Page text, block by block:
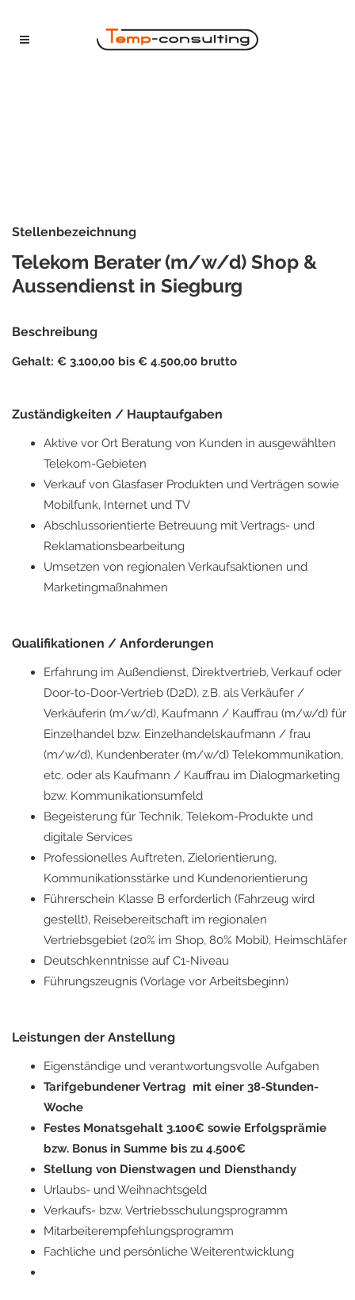
Stellenbezeichnung
Telekom Berater (m/w/d) Shop &
Aussendienst in Siegburg
Beschreibung
Gehalt: € 3.100,00 bis € 4.500,00 brutto
Zuständigkeiten / Hauptaufgaben
Aktive vor Ort Beratung von Kunden in ausgewählten
Telekom-Gebieten
Verkauf von Glasfaser Produkten und Verträgen sowie
Mobilfunk, Internet und TV
Abschlussorientierte Betreuung mit Vertrags- und
Reklamationsbearbeitung
Umsetzen von regionalen Verkaufsaktionen und
Marketingmaßnahmen
Qualifikationen / Anforderungen
Erfahrung im Außendienst, Direktvertrieb, Verkauf oder
Door-to-Door-Vertrieb (D2D), z.B. als Verkäufer /
Verkäuferin (m/w/d), Kaufmann / Kauffrau (m/w/d) für
Einzelhandel bzw. Einzelhandelskaufmann / frau
(m/w/d), Kundenberater (m/w/d) Telekommunikation,
etc. oder als Kaufmann / Kauffrau im Dialogmarketing
bzw. Kommunikationsumfeld
Begeisterung für Technik, Telekom-Produkte und
digitale Services
Professionelles Auftreten, Zielorientierung,
Kommunikationsstärke und Kundenorientierung
Führerschein Klasse B erforderlich (Fahrzeug wird
gestellt), Reisebereitschaft im regionalen
Vertriebsgebiet (20% im Shop, 80% Mobil), Heimschläfer
Deutschkenntnisse auf C1-Niveau
Führungszeugnis (Vorlage vor Arbeitsbeginn)
Leistungen der Anstellung
Eigenständige und verantwortungsvolle Aufgaben
Tarifgebundener Vertrag mit einer 38-Stunden-
Woche
Festes Monatsgehalt 3.100€ sowie Erfolgsprämie
bzw. Bonus in Summe bis zu 4.500€
Stellung von Dienstwagen und Diensthandy
Urlaubs- und Weihnachtsgeld
Verkaufs- bzw. Vertriebsschulungsprogramm
Mitarbeiterempfehlungsprogramm
Fachliche und persönliche Weiterentwicklung